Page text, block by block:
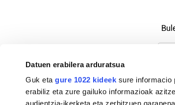
Datuen erabilera arduratsua
Guk etagure 1022 kideek sure informacio
erabiliz eta zure gailuko informazioak